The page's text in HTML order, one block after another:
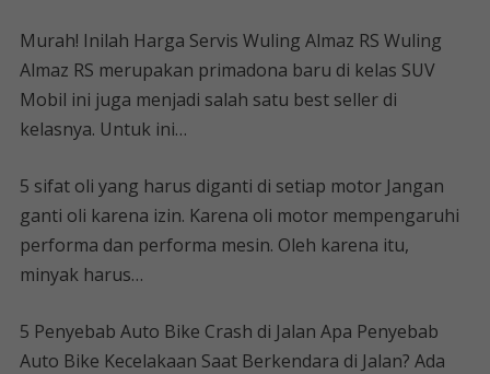
Murah! Inilah Harga Servis Wuling Almaz RS Wuling
Almaz RS merupakan primadona baru di kelas SUV
Mobil ini juga menjadi salah satu best seller di
kelasnya. Untuk ini…
5 sifat oli yang harus diganti di setiap motor Jangan
ganti oli karena izin. Karena oli motor mempengaruhi
performa dan performa mesin. Oleh karena itu,
minyak harus…
5 Penyebab Auto Bike Crash di Jalan Apa Penyebab
Auto Bike Kecelakaan Saat Berkendara di Jalan? Ada